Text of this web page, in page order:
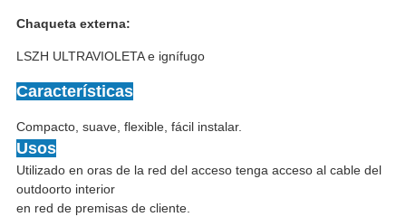
Chaqueta externa:
LSZH ULTRAVIOLETA e ignífugo
Características
Compacto, suave, flexible, fácil instalar.
Usos
Utilizado en oras de la red del acceso tenga acceso al cable del
outdoorto interior
en red de premisas de cliente.